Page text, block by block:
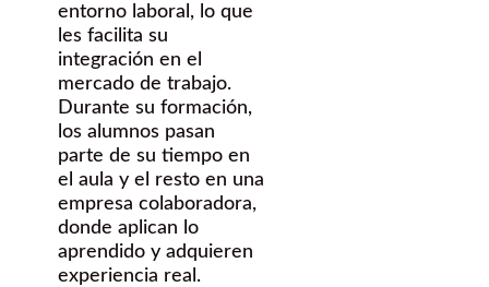
entorno laboral, lo que
les facilita su
integración en el
mercado de trabajo.
Durante su formación,
los alumnos pasan
parte de su tiempo en
el aula y el resto en una
empresa colaboradora,
donde aplican lo
aprendido y adquieren
experiencia real.